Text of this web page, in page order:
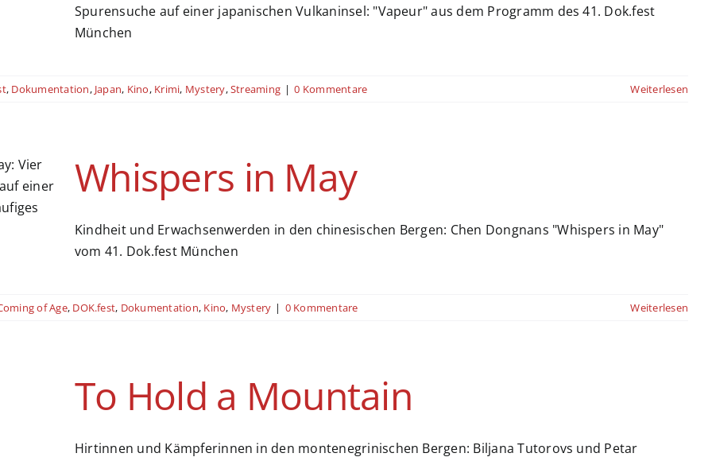
Spurensuche auf einer japanischen Vulkaninsel: "Vapeur" aus dem Programm des 41. Dok.fest
München
, Dokumentation, Japan, Kino, Krimi, Mystery,Streaming | 0 Kommentare Weiterlesen
Whispers in May
Kindheit und Erwachsenwerden in den chinesischen Bergen: Chen Dongnans "Whispers in May"
vom 41. Dok.fest München
of Age, DOK.fest, Dokumentation, Kino, Mystery | 0 Kommentare Weiterlesen
To Hold a Mountain
Hirtinnen und Kämpferinnen in den montenegrinischen Bergen: Biljana Tutorovs und Petar